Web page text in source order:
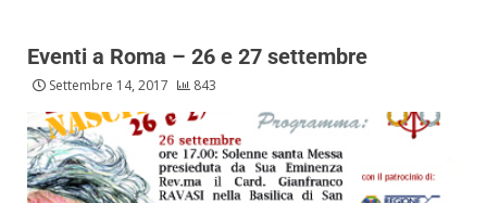
Eventi a Roma – 26 e 27 settembre
Settembre 14, 2017 843